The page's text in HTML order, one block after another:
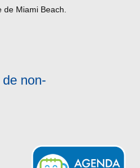
Miami Beach.
non-